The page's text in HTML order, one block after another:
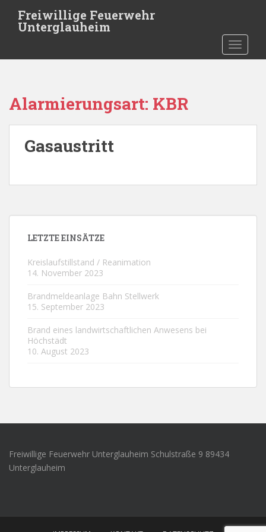
Freiwillige Feuerwehr
Unterglauheim
Alarmierungsart: KBR
Gasaustritt
LETZTE EINSÄTZE
Kreislaufstillstand / Reanimation
14. November 2023
Brandmeldeanlage Bahn Stellwerk
15. September 2023
Brand eines landwirtschaftlichen Anwesens bei
Höchstädt
10. August 2023
Freiwillige Feuerwehr Unterglauheim Schulstraße 9 89434
Unterglauheim